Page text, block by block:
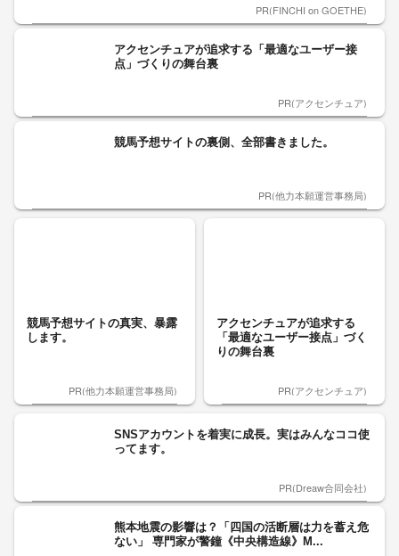
PR(FINCHI on GOETHE)
アクセンチュアが追求する「最適なユーザー接
点」づくりの舞台裏
PR(アクセンチュア)
競馬予想サイトの裏側、全部書きました。
PR(他力本願運営事務局)
競馬予想サイトの真実、暴露
します。
PR(他力本願運営事務局)
アクセンチュアが追求する
「最適なユーザー接点」づく
りの舞台裏
PR(アクセンチュア)
SNSアカウントを着実に成長。実はみんなココ使
ってます。
PR(Dreaw合同会社)
熊本地震の影響は？「四国の活断層は力を蓄え危
ない」 専門家が警鐘《中央構造線》M...